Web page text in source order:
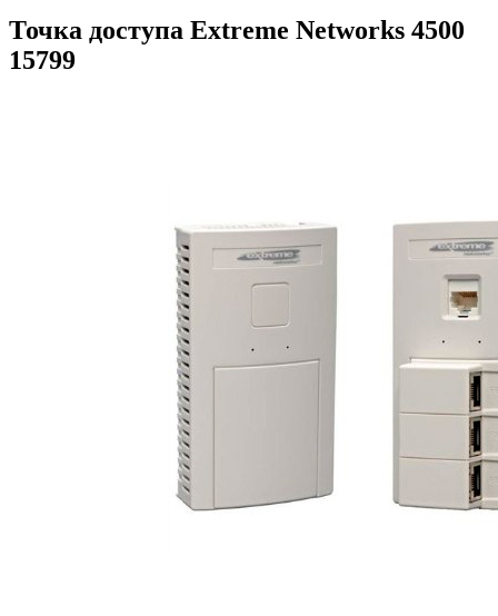
Точка доступа Extreme Networks 4500
15799